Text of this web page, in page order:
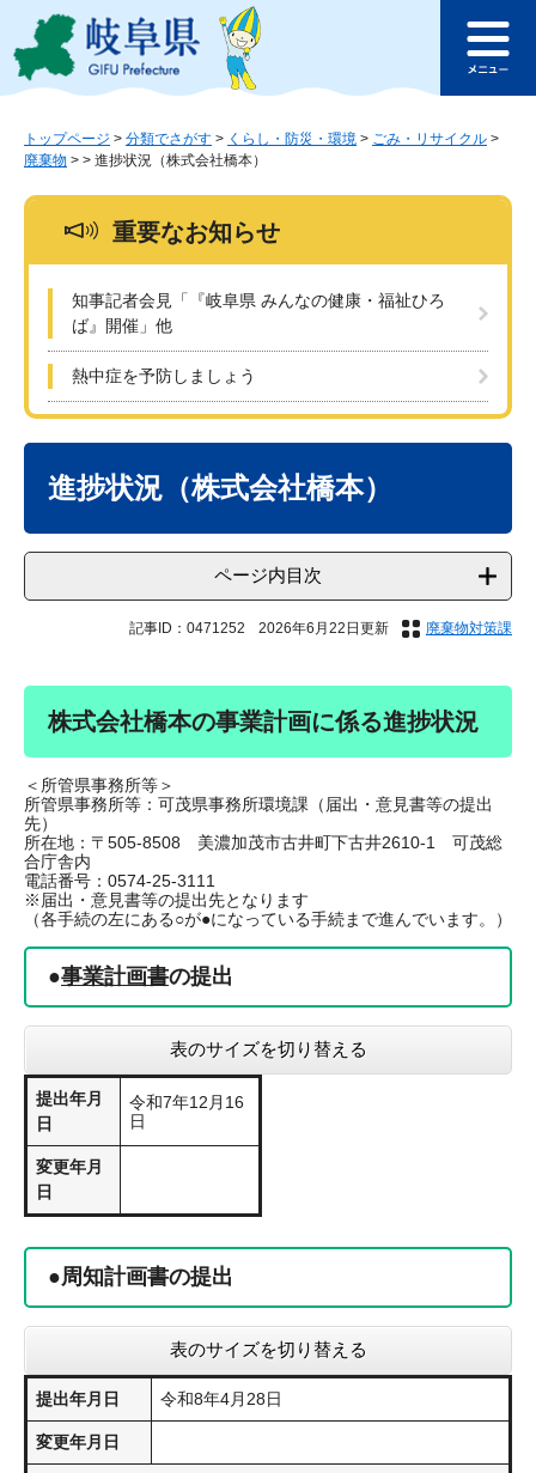
ジ
ュ
このページの本文へ
ュ
トップページ > 分類でさがす > くらし・防災・環境 > ごみ・リサイクル >
廃棄物 > > 進捗状況（株式会社橋本）
重要なお知らせ
知事記者会見「『岐阜県 みんなの健康・福祉ひろ
ば』開催」他
熱中症を予防しましょう
進捗状況（株式会社橋本）
ページ内目次
記事ID：0471252 2026年6月22日更新 廃棄物対策課
株式会社橋本の事業計画に係る進捗状況
＜所管県事務所等＞
所管県事務所等：可茂県事務所環境課（届出・意見書等の提出
先）
所在地：〒505-8508 美濃加茂市古井町下古井2610-1 可茂総
合庁舎内
電話番号：0574-25-3111
※届出・意見書等の提出先となります
（各手続の左にある○が●になっている手続まで進んでいます。）
●事業計画書の提出
表のサイズを切り替える
提出年月
日
令和7年12月16
日
変更年月
日
●周知計画書の提出
表のサイズを切り替える
提出年月日 令和8年4月28日
変更年月日